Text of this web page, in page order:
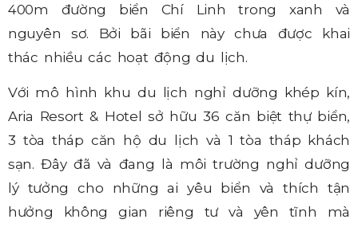
400m đường biển Chí Linh trong xanh và
nguyên sơ. Bởi bãi biển này chưa được khai
thác nhiều các hoạt động du lịch.
Với mô hình khu du lịch nghỉ dưỡng khép kín,
Aria Resort & Hotel sở hữu 36 căn biệt thự biển,
3 tòa tháp căn hộ du lịch và 1 tòa tháp khách
sạn. Đây đã và đang là môi trường nghỉ dưỡng
lý tưởng cho những ai yêu biển và thích tận
hưởng không gian riêng tư và yên tĩnh mà